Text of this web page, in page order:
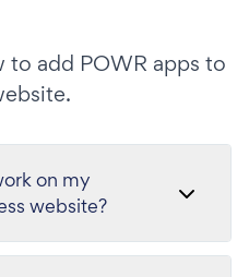
to add POWR apps to
on my
website?